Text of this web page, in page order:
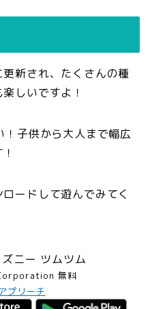
新され、たくさんの種
しいですよ！
！子供から大人まで幅広
ードして遊んでみてく
ニー ツムツム
無料
アプリーチ